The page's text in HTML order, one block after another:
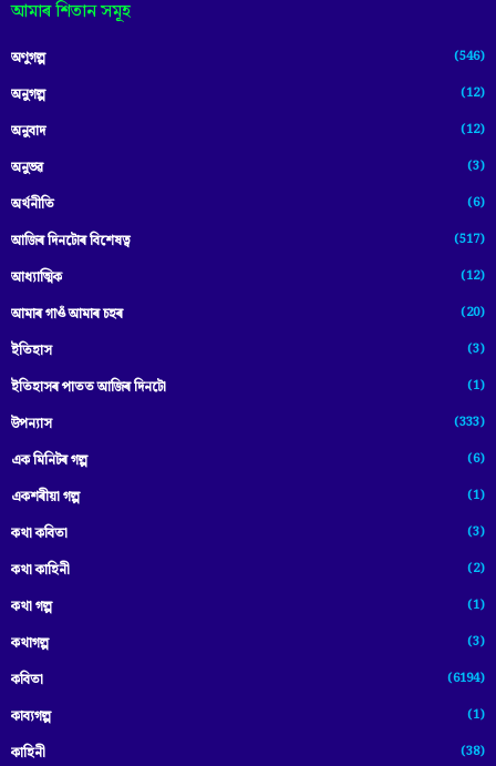
আমাৰ শিতান সমূহ
অণুগল্প (546)
অনুগল্প (12)
অনুবাদ (12)
অনুভৱ (3)
অৰ্থনীতি (6)
আজিৰ দিনটোৰ বিশেষত্ব (517)
আধ্যাত্মিক (12)
আমাৰ গাওঁ আমাৰ চহৰ (20)
ইতিহাস (3)
ইতিহাসৰ পাতত আজিৰ দিনটো (1)
উপন্যাস (333)
এক মিনিটৰ গল্প (6)
একশৰীয়া গল্প (1)
কথা কবিতা (3)
কথা কাহিনী (2)
কথা গল্প (1)
কথাগল্প (3)
কবিতা (6194)
কাব্যগল্প (1)
কাহিনী (38)